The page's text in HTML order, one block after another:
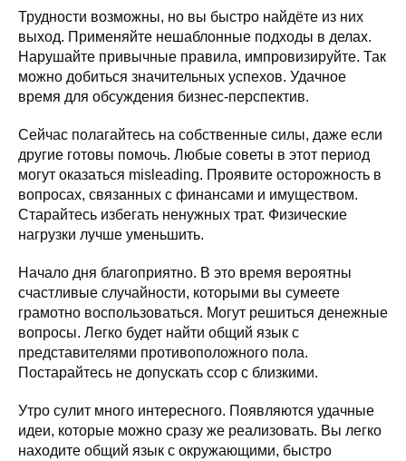
Трудности возможны, но вы быстро найдёте из них
выход. Применяйте нешаблонные подходы в делах.
Нарушайте привычные правила, импровизируйте. Так
можно добиться значительных успехов. Удачное
время для обсуждения бизнес-перспектив.
Сейчас полагайтесь на собственные силы, даже если
другие готовы помочь. Любые советы в этот период
могут оказаться misleading. Проявите осторожность в
вопросах, связанных с финансами и имуществом.
Старайтесь избегать ненужных трат. Физические
нагрузки лучше уменьшить.
Начало дня благоприятно. В это время вероятны
счастливые случайности, которыми вы сумеете
грамотно воспользоваться. Могут решиться денежные
вопросы. Легко будет найти общий язык с
представителями противоположного пола.
Постарайтесь не допускать ссор с близкими.
Утро сулит много интересного. Появляются удачные
идеи, которые можно сразу же реализовать. Вы легко
находите общий язык с окружающими, быстро